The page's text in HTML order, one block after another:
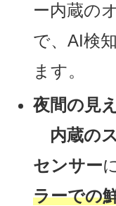
ー内蔵の
で、AI検
ます。
夜間の見
内蔵の
センサー
ラーでの